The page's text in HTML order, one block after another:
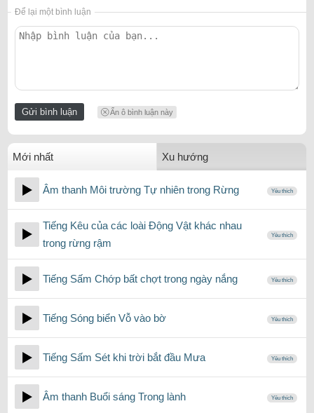
Để lại một bình luận
Ẩn ô bình luận này
Mới nhất Xu hướng
Âm thanh Môi trường Tự nhiên trong Rừng Yêu thích
Tiếng Kêu của các loài Động Vật khác nhau
trong rừng rậm
Yêu thích
Tiếng Sấm Chớp bất chợt trong ngày nắng Yêu thích
Tiếng Sóng biển Vỗ vào bờ Yêu thích
Tiếng Sấm Sét khi trời bắt đầu Mưa Yêu thích
Âm thanh Buổi sáng Trong lành Yêu thích